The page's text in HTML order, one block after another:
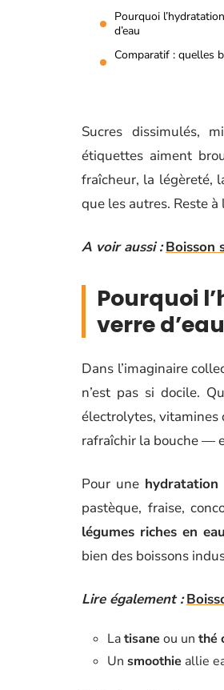
Pourquoi
d’eau
Comparatif : quelles
Sucres dissimulés,
étiquettes aiment
fraîcheur, la légèreté,
que les autres. Reste à
A voir aussi : Boisson
Pourquoi
verre d’eau
Dans l’imaginaire
n’est pas si docile.
électrolytes, vitamines
rafraîchir la bouche —
Pour une hydratation
pastèque, fraise,
légumes riches en eau
bien des boissons
Lire également :
Latisane ou un thé
Un smoothie allie